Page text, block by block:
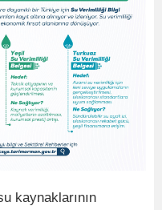
kaynaklarının